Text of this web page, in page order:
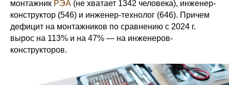
монтажник РЭА (не хватает 1342 человека), инженер-
конструктор (546) и инженер-технолог (646). Причем
дефицит на монтажников по сравнению с 2024 г.
вырос на 113% и на 47% — на инженеров-
конструкторов.